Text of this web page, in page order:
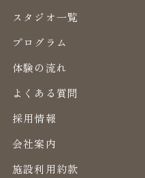
スタジオ一覧
プログラム
体験の流れ
よくある質問
採用情報
会社案内
施設利用約款